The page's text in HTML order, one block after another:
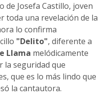
de Josefa Castillo, joven
toda una revelación de la
lo confirma
"Delito", diferente a
Llama melódicamente
la seguridad que
que es lo más lindo que
la cantautora.